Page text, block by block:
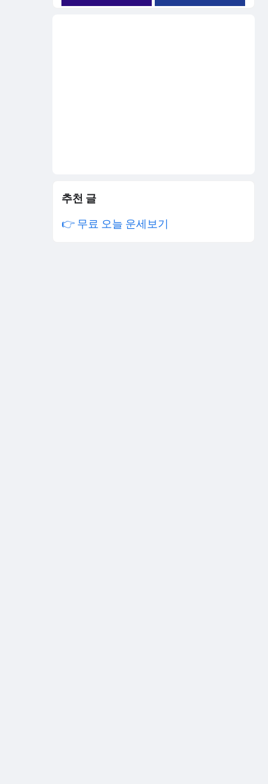
추천 글
👉 무료 오늘 운세보기